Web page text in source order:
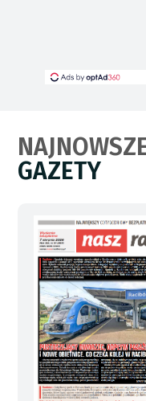
GAZETY